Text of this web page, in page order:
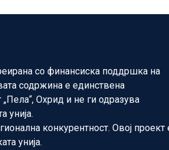
со финансиска поддршка на
содржина е единствена
Охрид и не ги одразува
унија.
конкурентност. Овој проект
унија.